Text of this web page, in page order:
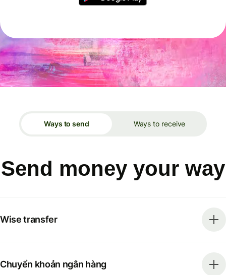
Ways to send Ways to receive
Send money your way
Wise transfer
Chuyển khoản ngân hàng